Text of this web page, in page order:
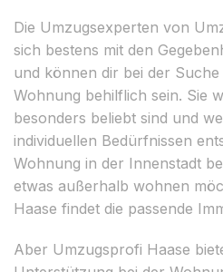
Die Umzugsexperten von
sich bestens mit den
und können dir bei der
Wohnung behilflich sein. Sie
besonders beliebt sind und
individuellen Bedürfnissen
Wohnung in der Innenstadt
etwas außerhalb wohnen
Haase findet die passende
Aber Umzugsprofi Haase